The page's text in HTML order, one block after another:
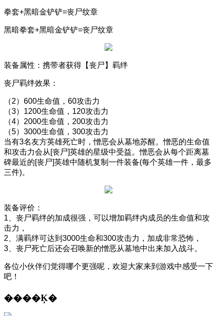
拳套+黑暗金铲铲=丧尸纹章
黑暗拳套+黑暗金铲铲=丧尸纹章
装备属性：携带者获得【丧尸】羁绊
丧尸羁绊效果：
（2） 600生命值， 60攻击力
（3） 1200生命值， 120攻击力
（4） 2000生命值， 200攻击力
（5） 3000生命值， 300攻击力
当有3名友方英雄死亡时，憎恶会从墓地苏醒。憎恶的生命值
和攻击力会从 [丧尸]英雄的星级中受益。憎恶会从每个距离墓
碑最近的[丧尸]英雄中随机复制一件装备(每个英雄一件，最多
三件)。
装备评价：
1 、丧尸羁绊的加成很强，可以增加羁绊内成员的生命值和攻
击力，
2 、满羁绊可达到 3000生命和300攻击力，加成非常恐怖，
3 、丧尸死亡后还会召唤新的憎恶从墓地中出来加入战斗。
各位小伙伴们觉得哪个更强呢，欢迎大家来到游戏中感受一下
吧！
����Ķ�